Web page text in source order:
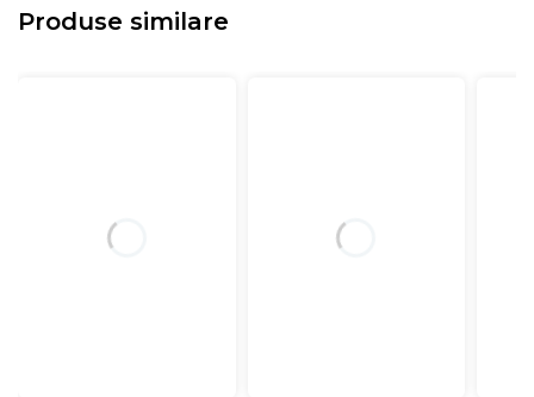
Produse similare